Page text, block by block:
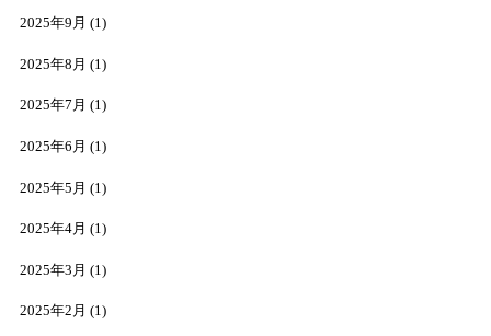
2025年9月 (1)
2025年8月 (1)
2025年7月 (1)
2025年6月 (1)
2025年5月 (1)
2025年4月 (1)
2025年3月 (1)
2025年2月 (1)